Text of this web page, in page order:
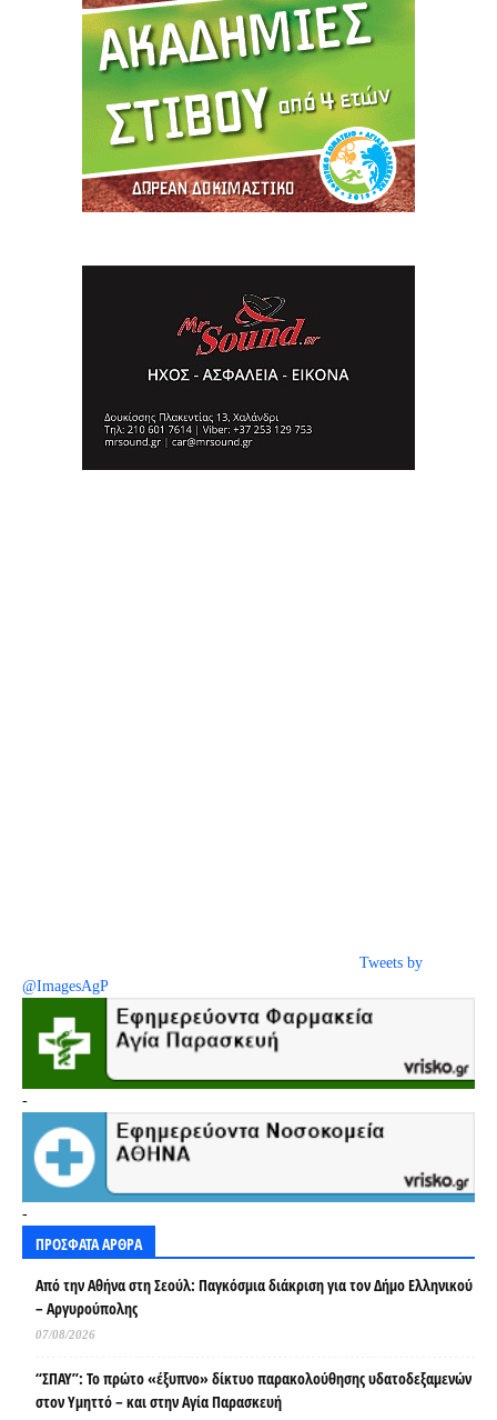
Tweets by
@ImagesAgP
-
-
ΠΡΟΣΦΑΤΑ ΑΡΘΡΑ
Από την Αθήνα στη Σεούλ: Παγκόσμια διάκριση για τον Δήμο Ελληνικού
– Αργυρούπολης
07/08/2026
“ΣΠΑΥ”: Το πρώτο «έξυπνο» δίκτυο παρακολούθησης υδατοδεξαμενών
στον Υμηττό – και στην Αγία Παρασκευή